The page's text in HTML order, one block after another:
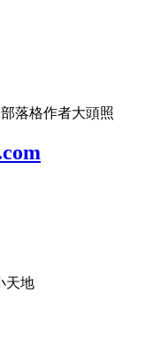
部落格作者大頭照
天地